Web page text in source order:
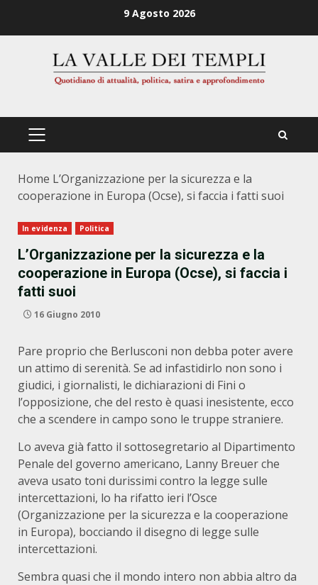
9 Agosto 2026
PRIMÄRES
Home L’Organizzazione per la sicurezza e la
cooperazione in Europa (Ocse), si faccia i fatti suoi
In evidenza Politica
L’Organizzazione per la sicurezza e la
cooperazione in Europa (Ocse), si faccia i
fatti suoi
16 Giugno 2010
Pare proprio che Berlusconi non debba poter avere
un attimo di serenità. Se ad infastidirlo non sono i
giudici, i giornalisti, le dichiarazioni di Fini o
l’opposizione, che del resto è quasi inesistente, ecco
che a scendere in campo sono le truppe straniere.
Lo aveva già fatto il sottosegretario al Dipartimento
Penale del governo americano, Lanny Breuer che
aveva usato toni durissimi contro la legge sulle
intercettazioni, lo ha rifatto ieri l’Osce
(Organizzazione per la sicurezza e la cooperazione
in Europa), bocciando il disegno di legge sulle
intercettazioni.
Sembra quasi che il mondo intero non abbia altro da